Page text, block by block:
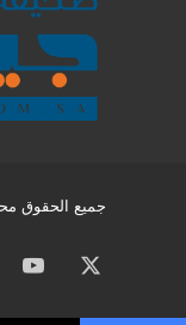
جميع الحقوق